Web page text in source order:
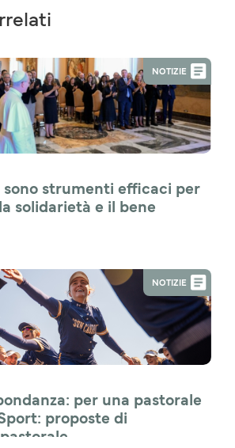
NOTIZIE
strumenti efficaci per
solidarietà e il bene
NOTIZIE
per una pastorale
proposte di